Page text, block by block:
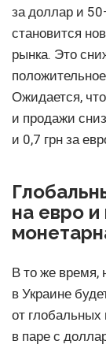
за доллар и
становится
рынка. Это
Ожидается,
и продажи
и 0,7 грн за
на евро и
В то же
в Украине
от глобальных
в паре с